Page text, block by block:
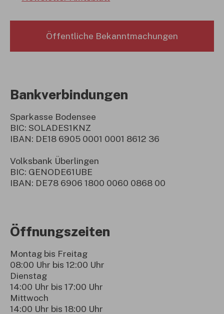
Öffentliche Bekanntmachungen
Bankverbindungen
Sparkasse Bodensee
BIC: SOLADES1KNZ
IBAN: DE18 6905 0001 0001 8612 36
Volksbank Überlingen
BIC: GENODE61UBE
IBAN: DE78 6906 1800 0060 0868 00
Öffnungszeiten
Montag bis Freitag
08:00 Uhr bis 12:00 Uhr
Dienstag
14:00 Uhr bis 17:00 Uhr
Mittwoch
14:00 Uhr bis 18:00 Uhr